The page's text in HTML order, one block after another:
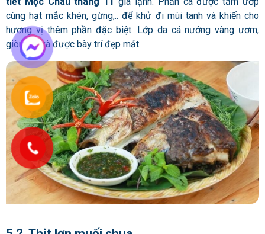
cùng hạt mắc khén, gừng,.. để khử đi mùi tanh và khiến cho
hương vị thêm phần đặc biệt. Lớp da cá nướng vàng ươm,
giòn tan và được bày trí đẹp mắt.